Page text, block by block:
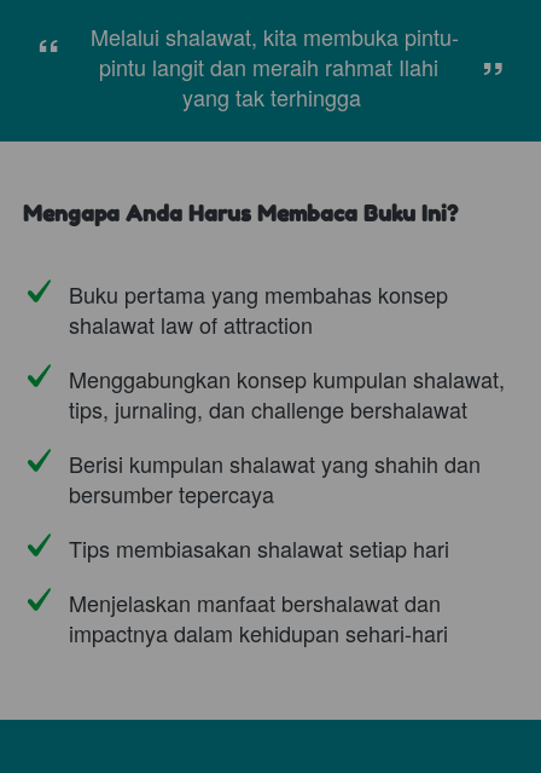
“
pintu langit dan meraih rahmat Ilahi
yang tak terhingga
”
Mengapa Anda Harus Membaca Buku Ini?
Buku pertama yang membahas konsep
shalawat law of attraction
Menggabungkan konsep kumpulan shalawat,
tips, jurnaling, dan challenge bershalawat
Berisi kumpulan shalawat yang shahih dan
bersumber tepercaya
Tips membiasakan shalawat setiap hari
Menjelaskan manfaat bershalawat dan
impactnya dalam kehidupan sehari-hari